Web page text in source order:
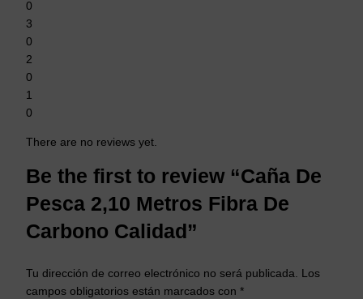
0
3
0
2
0
1
0
There are no reviews yet.
Be the first to review “Caña De
Pesca 2,10 Metros Fibra De
Carbono Calidad”
Tu dirección de correo electrónico no será publicada.
Los
campos obligatorios están marcados con *